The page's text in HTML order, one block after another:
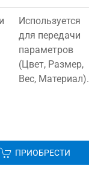
Используется
для передачи
параметров
(Цвет, Размер,
Вес, Материал).
ПРИОБРЕСТИ